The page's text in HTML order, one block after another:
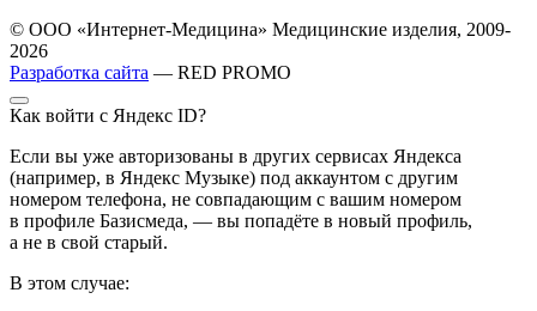
© ООО «Интернет-Медицина» Медицинские изделия, 2009-
2026
Разработка сайта — RED PROMO
Как войти с Яндекс ID?
Если вы уже авторизованы в других сервисах Яндекса
(например, в Яндекс Музыке) под аккаунтом с другим
номером телефона, не совпадающим с вашим номером
в профиле Базисмеда, — вы попадёте в новый профиль,
а не в свой старый.
В этом случае: